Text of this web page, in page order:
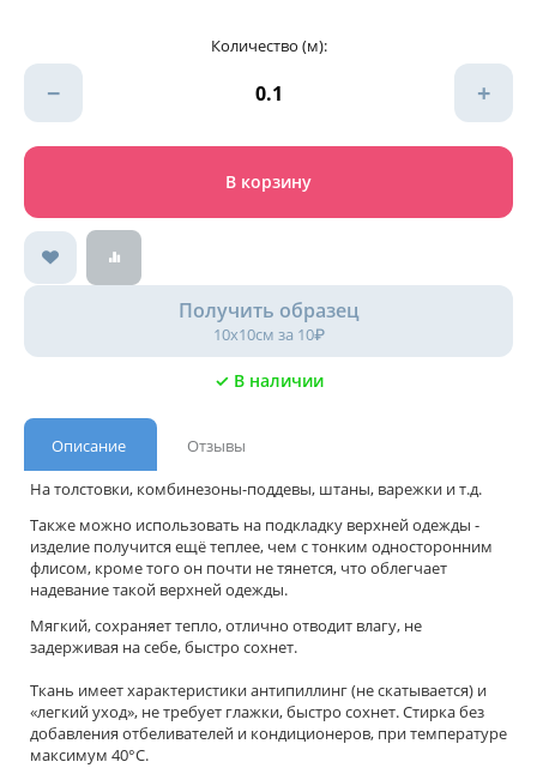
Количество (м):
− +
В корзину
Получить образец
10х10см за 10₽
✓ В наличии
Описание
Отзывы
На толстовки, комбинезоны-поддевы, штаны, варежки и т.д.
Также можно использовать на подкладку верхней одежды -
изделие получится ещё теплее, чем с тонким односторонним
флисом, кроме того он почти не тянется, что облегчает
надевание такой верхней одежды.
Мягкий, сохраняет тепло, отлично отводит влагу, не
задерживая на себе, быстро сохнет.
Ткань имеет характеристики антипиллинг (не скатывается) и
«легкий уход», не требует глажки, быстро сохнет. Стирка без
добавления отбеливателей и кондиционеров, при температуре
максимум 40°C.